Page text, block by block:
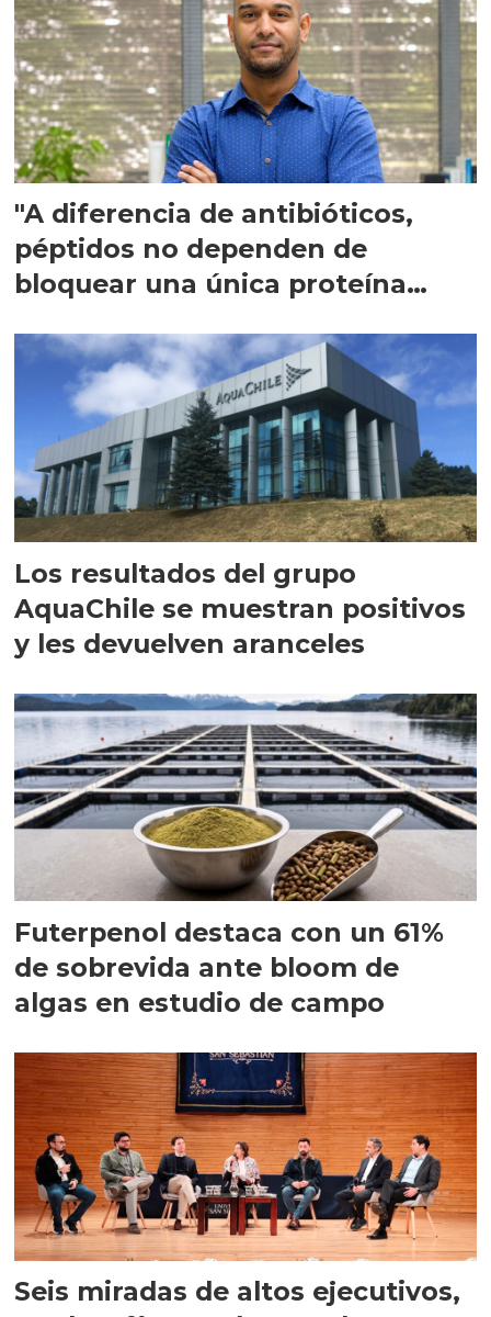
"A diferencia de antibióticos,
péptidos no dependen de
bloquear una única proteína
Los resultados del grupo
AquaChile se muestran positivos
y les devuelven aranceles
Futerpenol destaca con un 61%
de sobrevida ante bloom de
algas en estudio de campo
Seis miradas de altos ejecutivos,